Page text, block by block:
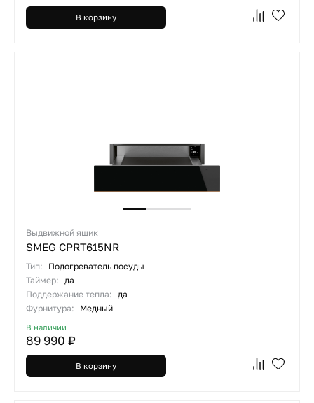
В корзину
Выдвижной ящик
SMEG CPRT615NR
Тип:
Подогреватель посуды
Таймер: да
Поддержание тепла: да
Фурнитура:
Медный
В наличии
89 990 ₽
В корзину